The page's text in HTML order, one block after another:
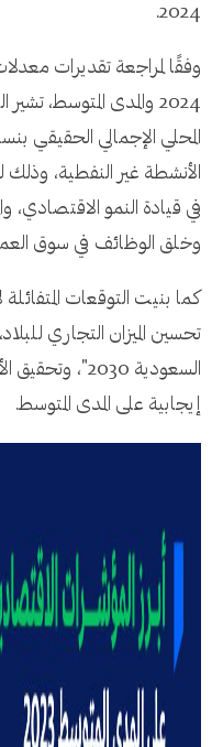
2024.
وفقًا لمراجعة تقديرات
2024 والمدى المتوسط،
الأنشطة غير النفطية،
في قيادة النمو الاقتصادي،
وخلق الوظائف في سوق
تحسين الميزان التجاري
السعودية
إيجابية على المدى المتوسط.